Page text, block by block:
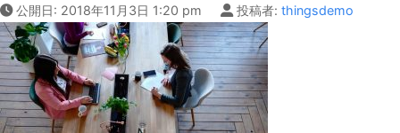
公開日: 2018年11月3日 1:20 pm 投稿者: thingsdemo